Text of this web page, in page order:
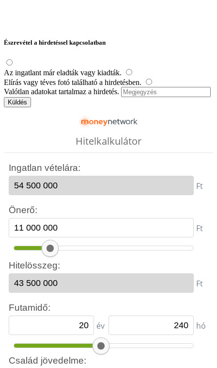
Észrevétel a hirdetéssel kapcsolatban
Az ingatlant már eladták vagy kiadták.
Elírás vagy téves fotó található a hirdetésben.
Valótlan adatokat tartalmaz a hirdetés.